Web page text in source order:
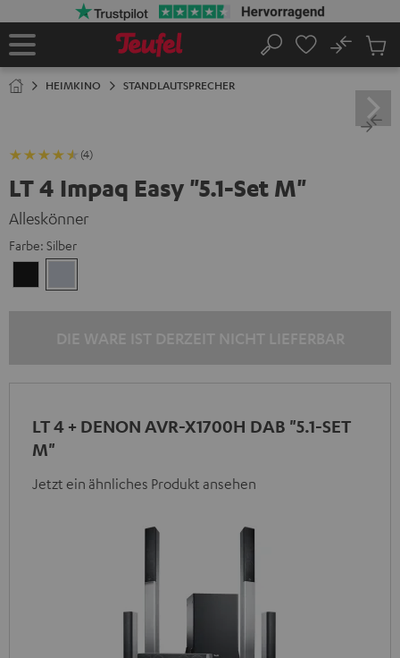
Startseite
Suche
No
HEIMKINO STANDLAUTSPRECHER
(4)
LT 4 Impaq Easy "5.1-Set M"
Alleskönner
Farbe: Silber
LT 4 + DENON AVR-X1700H DAB "5.1-SET
M"
Jetzt ein ähnliches Produkt ansehen